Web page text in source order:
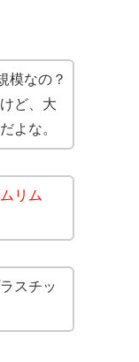
模なの？
ど、大
よな。
ムリム
スチッ